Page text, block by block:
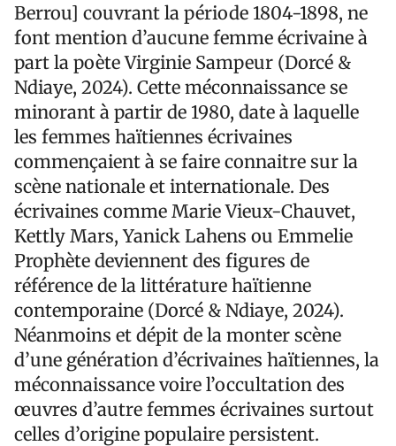
Berrou] couvrant la période 1804-1898, ne
font mention d’aucune femme écrivaine à
part la poète Virginie Sampeur (Dorcé &
Ndiaye, 2024). Cette méconnaissance se
minorant à partir de 1980, date à laquelle
les femmes haïtiennes écrivaines
commençaient à se faire connaitre sur la
scène nationale et internationale. Des
écrivaines comme Marie Vieux-Chauvet,
Kettly Mars, Yanick Lahens ou Emmelie
Prophète deviennent des figures de
référence de la littérature haïtienne
contemporaine (Dorcé & Ndiaye, 2024).
Néanmoins et dépit de la monter scène
d’une génération d’écrivaines haïtiennes, la
méconnaissance voire l’occultation des
œuvres d’autre femmes écrivaines surtout
celles d’origine populaire persistent.